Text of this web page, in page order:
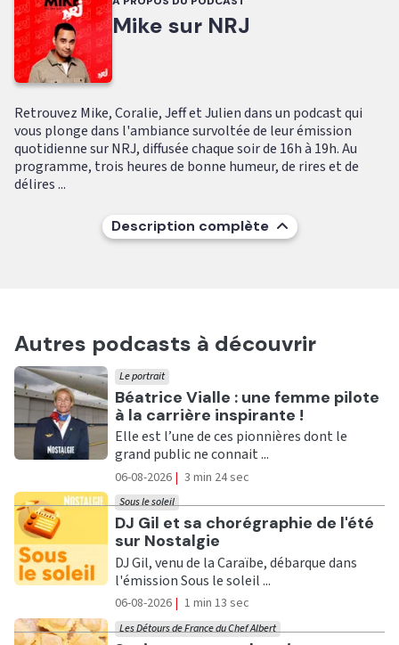
Mike sur NRJ
Retrouvez Mike, Coralie, Jeff et Julien dans un podcast qui
vous plonge dans l'ambiance survoltée de leur émission
quotidienne sur NRJ, diffusée chaque soir de 16h à 19h. Au
programme, trois heures de bonne humeur, de rires et de
délires ...
Description complète
Autres podcasts à découvrir
Ecouter
Béatrice Vialle : une femme pilote
à la carrière inspirante !
Le portrait
Elle est l’une de ces pionnières dont le
grand public ne connait ...
06-08-2026 | 3 min 24 sec
Ecouter
DJ Gil et sa chorégraphie de l'été
sur Nostalgie
Sous le soleil
DJ Gil, venu de la Caraïbe, débarque dans
l'émission Sous le soleil ...
06-08-2026 | 1 min 13 sec
Les Détours de France du Chef Albert